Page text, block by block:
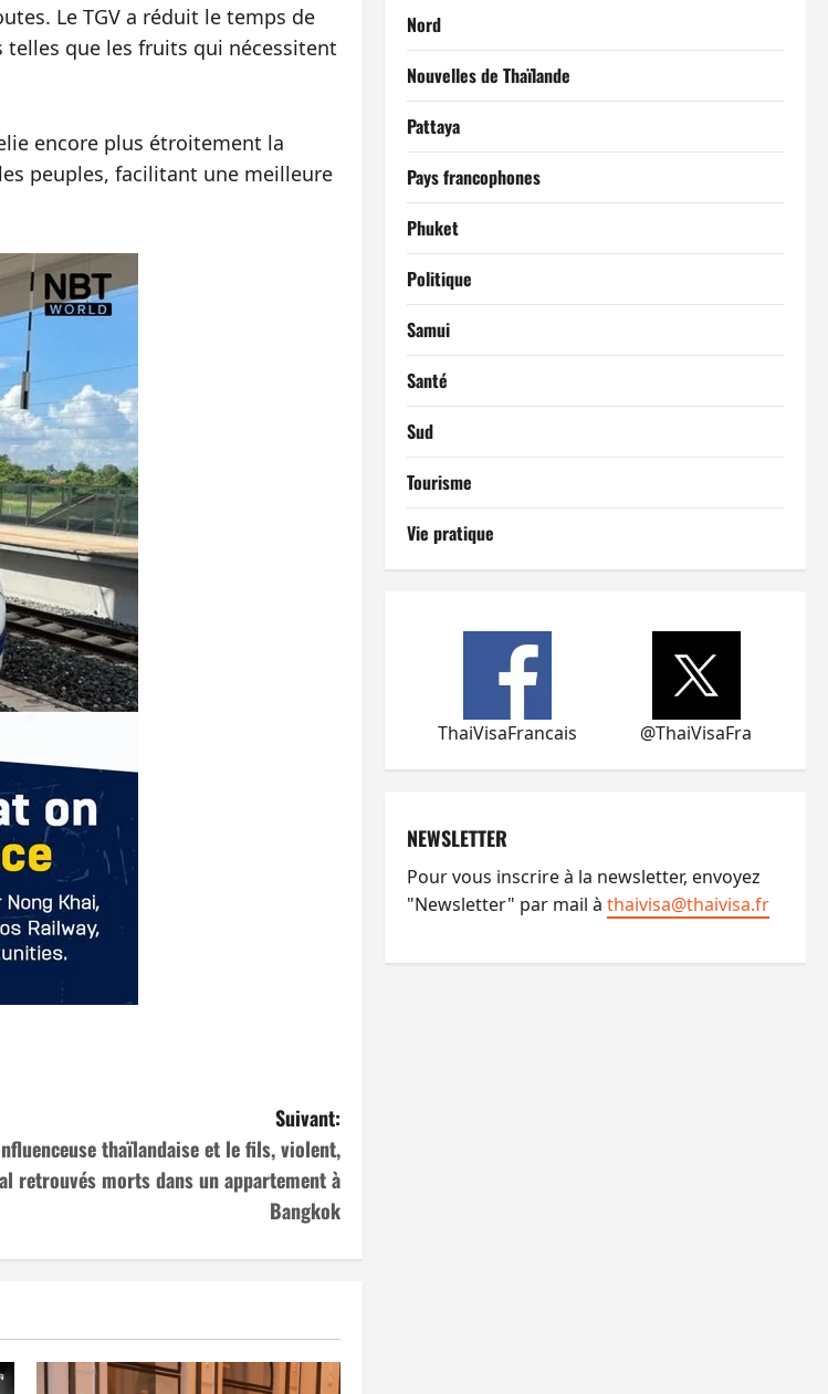
Le TGV a réduit le temps de
que les fruits qui nécessitent
encore plus étroitement la
peuples, facilitant une meilleure
Suivant:
thaïlandaise et le fils, violent,
retrouvés morts dans un appartement à
Bangkok
Nord
Nouvelles de Thaïlande
Pattaya
Pays francophones
Phuket
Politique
Samui
Santé
Sud
Tourisme
Vie pratique
ThaiVisaFrancais @ThaiVisaFra
NEWSLETTER
Pour vous inscrire à la newsletter, envoyez
"Newsletter" par mail à thaivisa@thaivisa.fr